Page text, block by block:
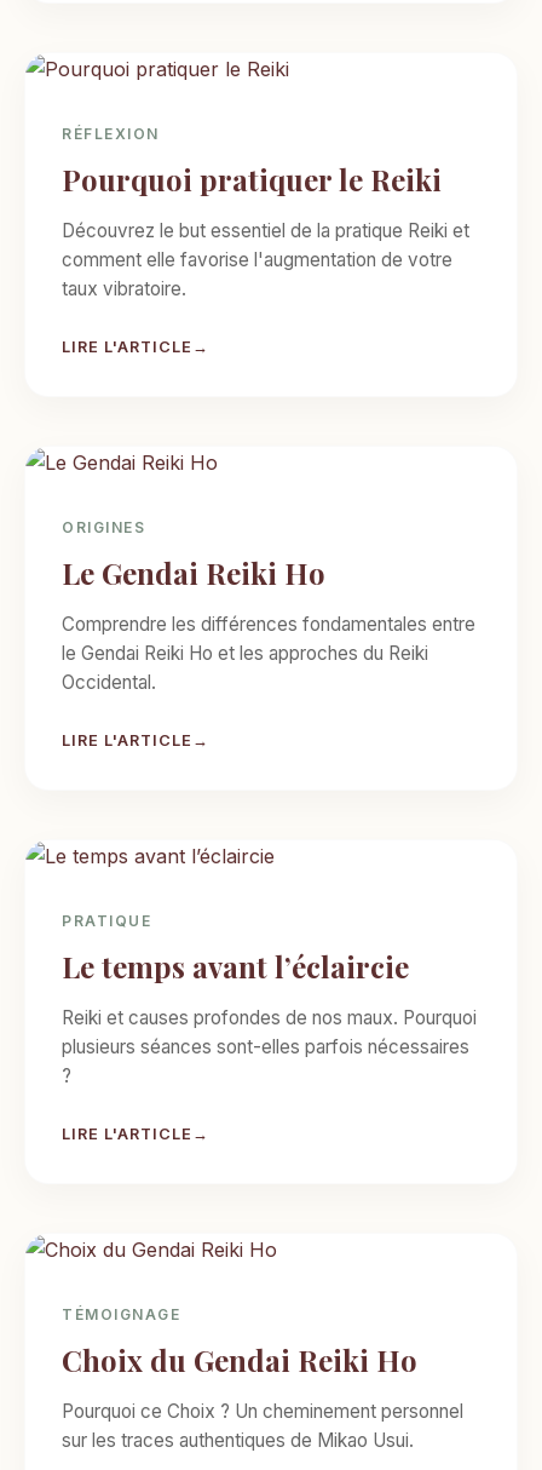
RÉFLEXION
Pourquoi pratiquer le Reiki
Découvrez le but essentiel de la pratique Reiki et
comment elle favorise l'augmentation de votre
taux vibratoire.
LIRE L'ARTICLE
ORIGINES
Le Gendai Reiki Ho
Comprendre les différences fondamentales entre
le Gendai Reiki Ho et les approches du Reiki
Occidental.
LIRE L'ARTICLE
PRATIQUE
Le temps avant l’éclaircie
Reiki et causes profondes de nos maux. Pourquoi
plusieurs séances sont-elles parfois nécessaires
?
LIRE L'ARTICLE
TÉMOIGNAGE
Choix du Gendai Reiki Ho
Pourquoi ce Choix ? Un cheminement personnel
sur les traces authentiques de Mikao Usui.